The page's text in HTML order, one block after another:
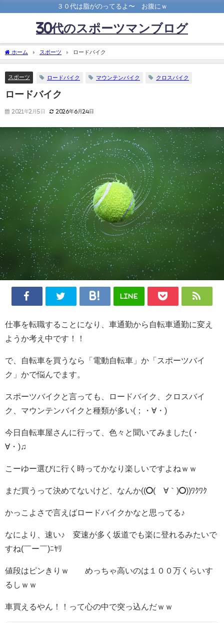
３０代は脂がのってるよ〜 お腹にｗ
30代のスポーツマンブログ
ホーム スポーツ ロードバイク
スポーツ ロードバイク マウンテンバイク クロスバイク
ロードバイク
2021年2月5日 2026年6月24日
LINE
仕事を転職することになり、車通勤から自転車通勤に変え
ようか考え中です！！
で、自転車を買うなら「電動自転車」か「スポーツバイ
ク」かで悩んでます。
スポーツバイクと言っても、ロードバイク、クロスバイ
ク、マウンテンバイクと種類が多い(；・∀・)
今日自転車屋さんに行って、色々と聞いてみました(・
∀・)♫
こーゆー選びに行く時ってかなり楽しいですよねｗｗ
まだ買うって決めてないけど、なんか((o(´∀｀)o))ﾜｸﾜｸ
かっこよさで言えばロードバイクかなと思ってる♪
なにより、速い♪ 変速が多く坂道でも楽に登れるみたいで
すね(￣ー￣)ﾆﾔﾘ
値段はピンきりｗ めっちゃ高いのは１００万くらいす
るしｗｗ
車買えるやん！！って心の中で突っ込んだｗｗ